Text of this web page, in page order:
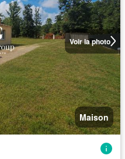
Voir la photo
Maison